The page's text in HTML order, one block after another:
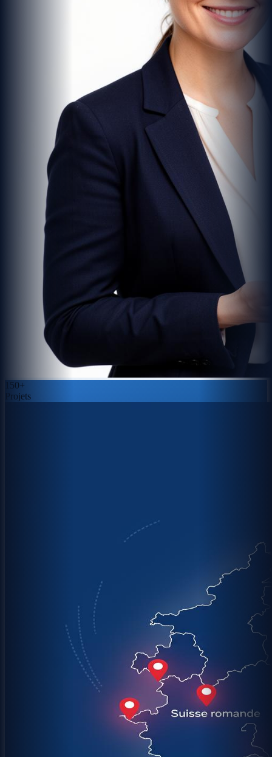
150+
Projets